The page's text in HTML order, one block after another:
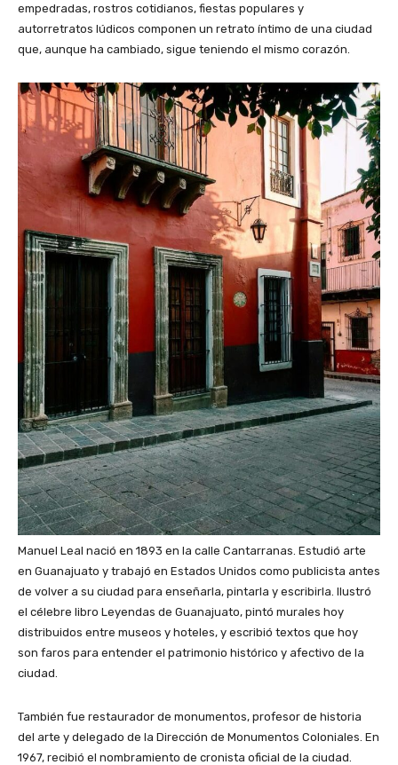
empedradas, rostros cotidianos, fiestas populares y
autorretratos lúdicos componen un retrato íntimo de una ciudad
que, aunque ha cambiado, sigue teniendo el mismo corazón.
Manuel Leal nació en 1893 en la calle Cantarranas. Estudió arte
en Guanajuato y trabajó en Estados Unidos como publicista antes
de volver a su ciudad para enseñarla, pintarla y escribirla. Ilustró
el célebre libro Leyendas de Guanajuato, pintó murales hoy
distribuidos entre museos y hoteles, y escribió textos que hoy
son faros para entender el patrimonio histórico y afectivo de la
ciudad.
También fue restaurador de monumentos, profesor de historia
del arte y delegado de la Dirección de Monumentos Coloniales. En
1967, recibió el nombramiento de cronista oficial de la ciudad.